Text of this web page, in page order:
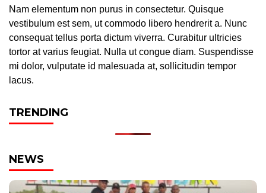
Nam elementum non purus in consectetur. Quisque
vestibulum est sem, ut commodo libero hendrerit a. Nunc
consequat tellus porta dictum viverra. Curabitur ultricies
tortor at varius feugiat. Nulla ut congue diam. Suspendisse
mi dolor, vulputate id malesuada at, sollicitudin tempor
lacus.
TRENDING
NEWS